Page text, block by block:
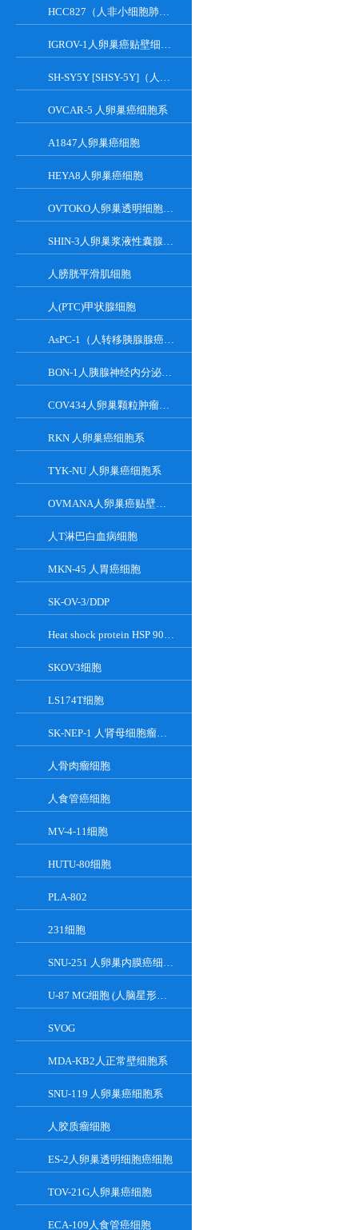
HCC827（人非小细胞肺癌细胞）
IGROV-1人卵巢癌贴壁细胞系
SH-SY5Y [SHSY-5Y]（人神经母细胞瘤细胞）
OVCAR-5 人卵巢癌细胞系
A1847人卵巢癌细胞
HEYA8人卵巢癌细胞
OVTOKO人卵巢透明细胞癌细胞
SHIN-3人卵巢浆液性囊腺癌细胞
人膀胱平滑肌细胞
人(PTC)甲状腺细胞
AsPC-1（人转移胰腺腺癌细胞）
BON-1人胰腺神经内分泌瘤细胞
COV434人卵巢颗粒肿瘤细胞
RKN 人卵巢癌细胞系
TYK-NU 人卵巢癌细胞系
OVMANA人卵巢癌贴壁细胞系
人T淋巴白血病细胞
MKN-45 人胃癌细胞
SK-OV-3/DDP
Heat shock protein HSP 90-alpha
SKOV3细胞
LS174T细胞
SK-NEP-1 人肾母细胞瘤细胞
人骨肉瘤细胞
人食管癌细胞
MV-4-11细胞
HUTU-80细胞
PLA-802
231细胞
SNU-251 人卵巢内膜癌细胞系
U-87 MG细胞 (人脑星形胶质母细胞瘤细胞)
SVOG
MDA-KB2人正常壁细胞系
SNU-119 人卵巢癌细胞系
人胶质瘤细胞
ES-2人卵巢透明细胞癌细胞
TOV-21G人卵巢癌细胞
ECA-109人食管癌细胞